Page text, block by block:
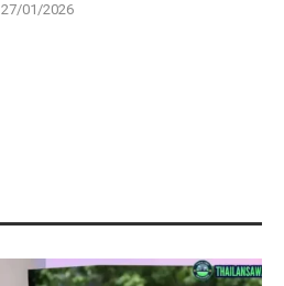
27/01/2026